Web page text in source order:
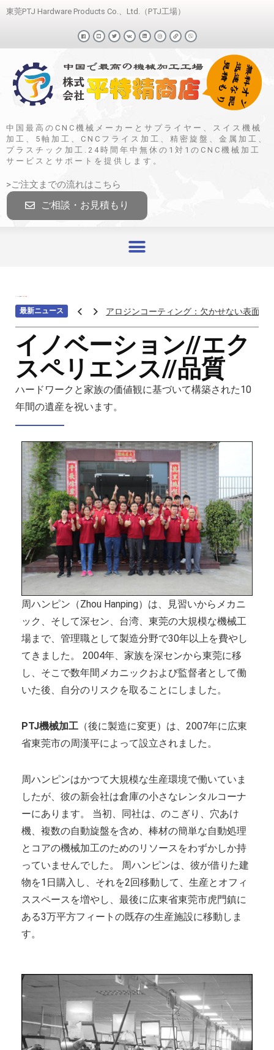
東莞PTJ Hardware Products Co.、Ltd.（PTJ工場）
中国最高のCNC機械メーカーとサプライヤー、スイス機械
加工、5軸加工、CNCフライス加工、精密旋盤、金属加工、
プラスチック加工.24時間年中無休の1対1のCNC機械加工
サービスとサポートを提供します。
>ご注文までの流れはこちら
ご相談・お見積もり
最新ニュース
アロジンコーティング：欠かせない表面処
アームス ブロンズ
紫外線 塗料
重金属トップ10のランキング：特性、影響
ステンレス鋼の切削における加工硬化を防
へら 絞り 加工 と は
プロトタイプ射出成形: 究極のガイド
LEDライト部品 ダイカストサービス
カスタムメカニカルキーボードはなぜ人気
CNC加工サービスによるCCTV機器アクセ
カスタムバイクのパーツを近くで入手する
CNC加工が精密部品業界を変える
複雑な部品の精密加工時の注意点
CNC機械加工会社とは？
アルミニウム高速加工ガイドの決定版
CNC加工用工具と送り装置の選び方
CNC機械加工部品の材料選択時の考慮点
2025年における日本の機械加工業界への影
イノベーション//エク
スペリエンス//品質
ハードワークと家族の価値観に基づいて構築された10
年間の遺産を祝います。
周ハンピン（Zhou Hanping）は、見習いからメカニ
ック、そして深セン、台湾、東莞の大規模な機械工
場まで、管理職として製造分野で30年以上を費やし
てきました。 2004年、家族を深センから東莞に移
し、そこで数年間メカニックおよび監督者として働
いた後、自分のリスクを取ることにしました。
PTJ機械加工 （後に製造に変更）は、2007年に広東
省東莞市の周漢平によって設立されました。
周ハンピンはかつて大規模な生産環境で働いていま
したが、彼の新会社は倉庫の小さなレンタルコーナ
ーにあります。 当初、同社は、のこぎり、穴あけ
機、複数の自動旋盤を含め、棒材の簡単な自動処理
とコアの機械加工のためのリソースをわずかしか持
っていませんでした。 周ハンピンは、彼が借りた建
物を1日購入し、それを2回移動して、生産とオフィ
ススペースを増やし、最後に広東省東莞市虎門鎮に
ある3万平方フィートの既存の生産施設に移動しま
す。